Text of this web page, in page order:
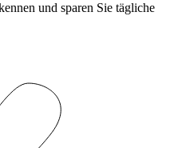
und sparen Sie tägliche